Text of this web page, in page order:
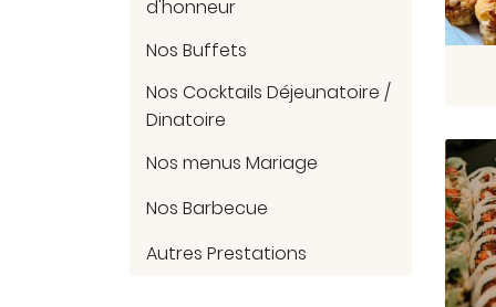
d'honneur
Nos Buffets
Nos Cocktails Déjeunatoire /
Dinatoire
Nos menus Mariage
Nos Barbecue
Autres Prestations